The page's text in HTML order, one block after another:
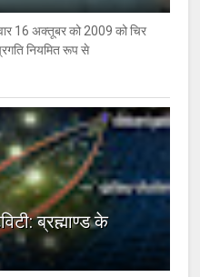
16 अक्तूबर को 2009 को चिर
नियमित रूप से
ब्रह्माण्‍ड के